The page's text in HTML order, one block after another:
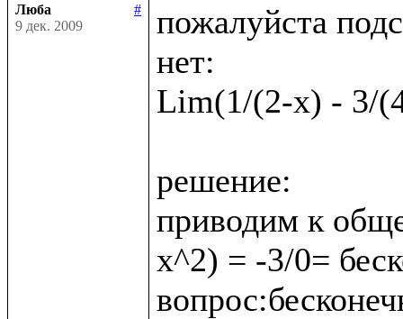
Люба
#
9 дек. 2009
пожалуйста
нет:
Lim(1/(2-x) - 3/
решение:
приводим к
x^2) = -3/0=